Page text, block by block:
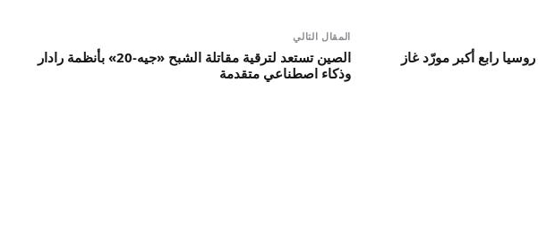
رابع أكبر مورّد غاز
المقال التالي
الصين تستعد لترقية مقاتلة الشبح «جيه-20» بأنظمة رادار
وذكاء اصطناعي متقدمة